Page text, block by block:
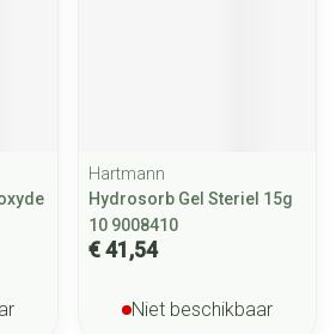
Hartmann
Hydrosorb Gel Steriel 15g
10 9008410
€ 41,54
Niet beschikbaar